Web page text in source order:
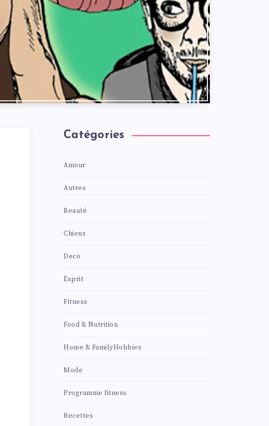
Catégories
Amour
Autres
Beauté
Chiens
Deco
Esprit
Fitness
Food & Nutrition
Home & FamilyHobbies
Mode
Programme fitness
Recettes